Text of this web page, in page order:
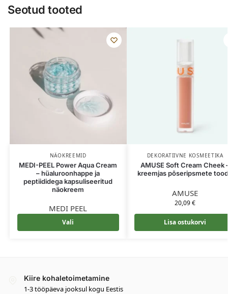
Seotud tooted
NÄOKREEMID
MEDI-PEEL Power Aqua Cream
– hüaluroonhappe ja
peptiididega kapsuliseeritud
näokreem
MEDI PEEL
Vali
DEKORATIIVNE KOSMEETIKA
AMUSE Soft Cream Cheek
kreemjas põseripsmete
AMUSE
20,09€
Lisa ostukorvi
Kiire kohaletoimetamine
1-3 tööpäeva jooksul kogu Eestis